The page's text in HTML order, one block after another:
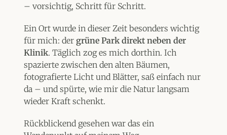
– vorsichtig, Schritt für Schritt.
Ein Ort wurde in dieser Zeit besonders wichtig
für mich: der grüne Park direkt neben der
Klinik. Täglich zog es mich dorthin. Ich
spazierte zwischen den alten Bäumen,
fotografierte Licht und Blätter, saß einfach nur
da – und spürte, wie mir die Natur langsam
wieder Kraft schenkt.
Rückblickend gesehen war das ein